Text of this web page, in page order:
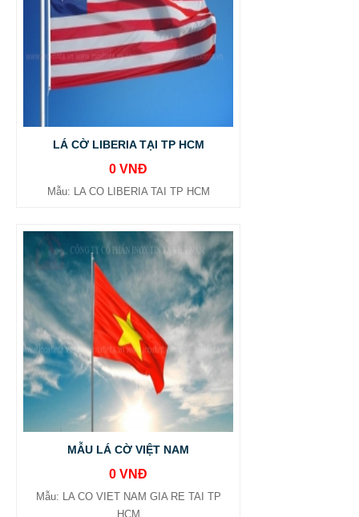
LÁ CỜ LIBERIA TẠI TP HCM
0 VNĐ
Mẫu: LA CO LIBERIA TAI TP HCM
MẪU LÁ CỜ VIỆT NAM
0 VNĐ
Mẫu: LA CO VIET NAM GIA RE TAI TP
HCM